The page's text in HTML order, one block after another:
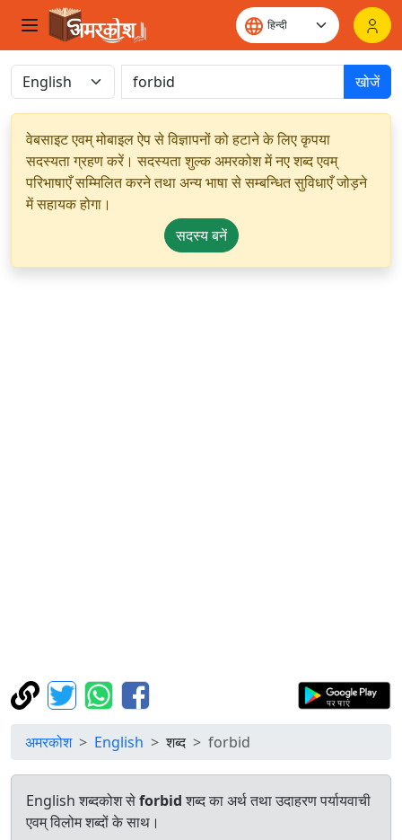
खोजें
वेबसाइट एवम् मोबाइल ऐप से विज्ञापनों को हटाने के लिए कृपया
सदस्यता ग्रहण करें। सदस्यता शुल्क अमरकोश में नए शब्द एवम्
परिभाषाएँ सम्मिलित करने तथा अन्य भाषा से सम्बन्धित सुविधाएँ जोड़ने
में सहायक होगा।
सदस्य बनें
अमरकोश English शब्द forbid
English शब्दकोश सेforbidशब्द का अर्थ तथा उदाहरण पर्यायवाची
एवम् विलोम शब्दों के साथ।